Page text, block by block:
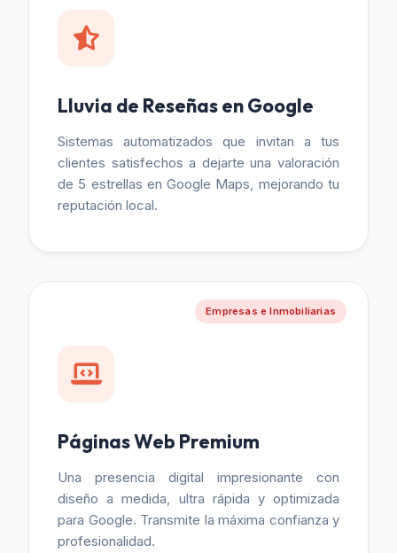
Lluvia de Reseñas en Google
Sistemas automatizados que invitan a tus
clientes satisfechos a dejarte una valoración
de 5 estrellas en Google Maps, mejorando tu
reputación local.
Empresas e Inmobiliarias
Páginas Web Premium
Una presencia digital impresionante con
diseño a medida, ultra rápida y optimizada
para Google. Transmite la máxima confianza y
profesionalidad.